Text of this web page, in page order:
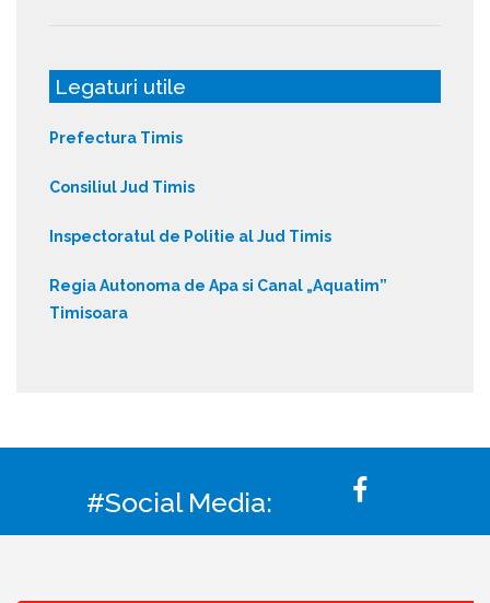
Legaturi utile
Prefectura Timis
Consiliul Jud Timis
Inspectoratul de Politie al Jud Timis
Regia Autonoma de Apa si Canal „Aquatim”
Timisoara
#Social Media: